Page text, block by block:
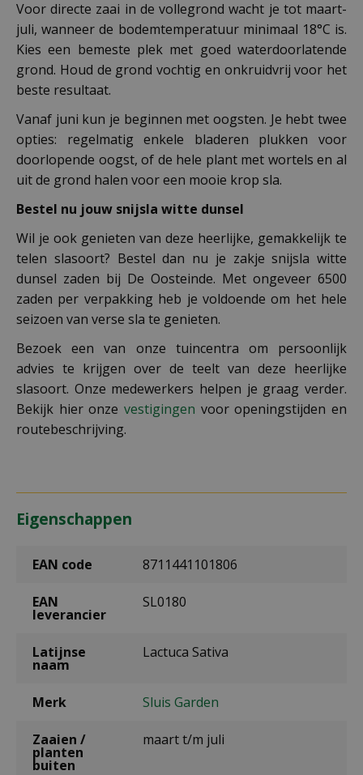
Voor directe zaai in de vollegrond wacht je tot maart-
juli, wanneer de bodemtemperatuur minimaal 18°C is.
Kies een bemeste plek met goed waterdoorlatende
grond. Houd de grond vochtig en onkruidvrij voor het
beste resultaat.
Vanaf juni kun je beginnen met oogsten. Je hebt twee
opties: regelmatig enkele bladeren plukken voor
doorlopende oogst, of de hele plant met wortels en al
uit de grond halen voor een mooie krop sla.
Bestel nu jouw snijsla witte dunsel
Wil je ook genieten van deze heerlijke, gemakkelijk te
telen slasoort? Bestel dan nu je zakje snijsla witte
dunsel zaden bij De Oosteinde. Met ongeveer 6500
zaden per verpakking heb je voldoende om het hele
seizoen van verse sla te genieten.
Bezoek een van onze tuincentra om persoonlijk
advies te krijgen over de teelt van deze heerlijke
slasoort. Onze medewerkers helpen je graag verder.
Bekijk hier onze vestigingen voor openingstijden en
routebeschrijving.
Eigenschappen
EAN code 8711441101806
EAN
leverancier
SL0180
Latijnse
naam
Lactuca Sativa
Merk Sluis Garden
Zaaien /
planten
buiten
maart t/m juli